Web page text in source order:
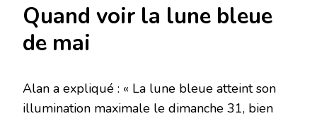
Quand voir la lune bleue
de mai
Alan a expliqué : « La lune bleue atteint son
illumination maximale le dimanche 31, bien